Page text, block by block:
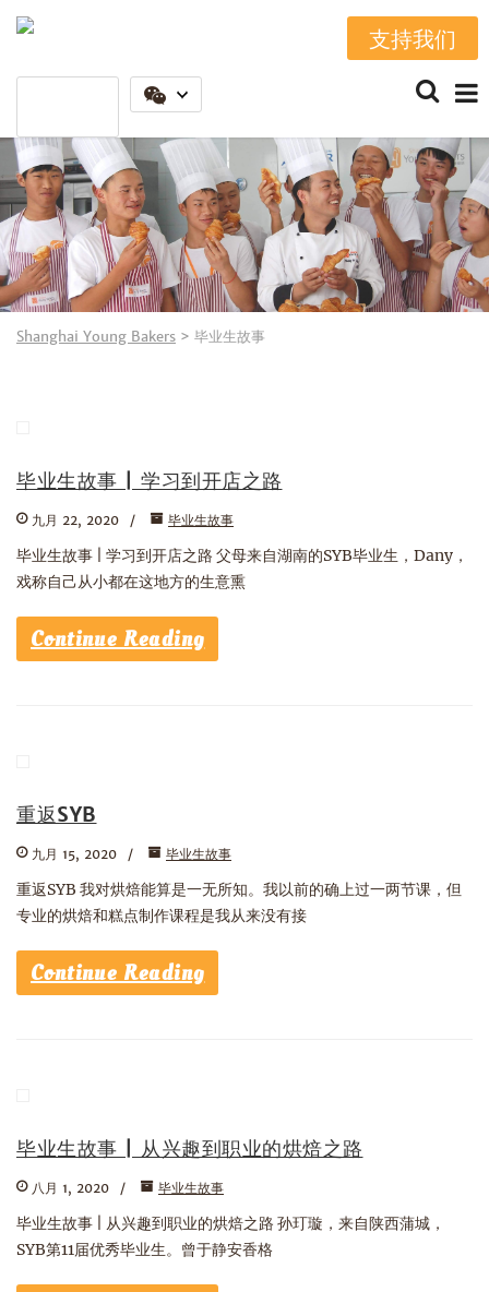
支持我们
Shanghai Young Bakers > 毕业生故事
毕业生故事 | 学习到开店之路
九月 22, 2020 毕业生故事
毕业生故事 | 学习到开店之路 父母来自湖南的SYB毕业生，Dany，
戏称自己从小都在这地方的生意熏
Continue Reading
重返SYB
九月 15, 2020 毕业生故事
重返SYB 我对烘焙能算是一无所知。我以前的确上过一两节课，但
专业的烘焙和糕点制作课程是我从来没有接
Continue Reading
毕业生故事 | 从兴趣到职业的烘焙之路
八月 1, 2020 毕业生故事
毕业生故事 | 从兴趣到职业的烘焙之路 孙玎璇，来自陕西蒲城，
SYB第11届优秀毕业生。曾于静安香格